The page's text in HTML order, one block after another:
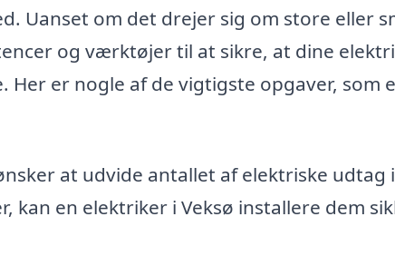
Uanset om det drejer sig om store eller
og værktøjer til at sikre, at dine
er nogle af de vigtigste opgaver, som
at udvide antallet af elektriske udtag
kan en elektriker i Veksø installere dem